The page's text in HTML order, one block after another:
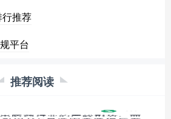
推荐
平台
推荐阅读